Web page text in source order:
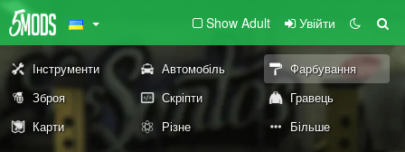
Show Adult Увійти
Інструменти Автомобіль
Фарбування
Зброя
Скріпти
Гравець
Карти
Різне Більше